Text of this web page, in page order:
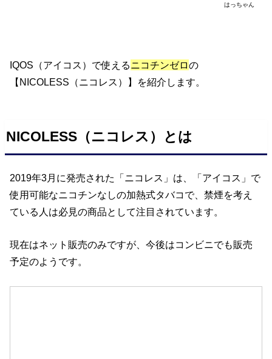
はっちゃん
IQOS（アイコス）で使えるニコチンゼロの
【NICOLESS（ニコレス）】を紹介します。
NICOLESS（ニコレス）とは
2019年3月に発売された「ニコレス」は、「アイコス」で
使用可能なニコチンなしの加熱式タバコで、禁煙を考え
ている人は必見の商品として注目されています。
現在はネット販売のみですが、今後はコンビニでも販売
予定のようです。